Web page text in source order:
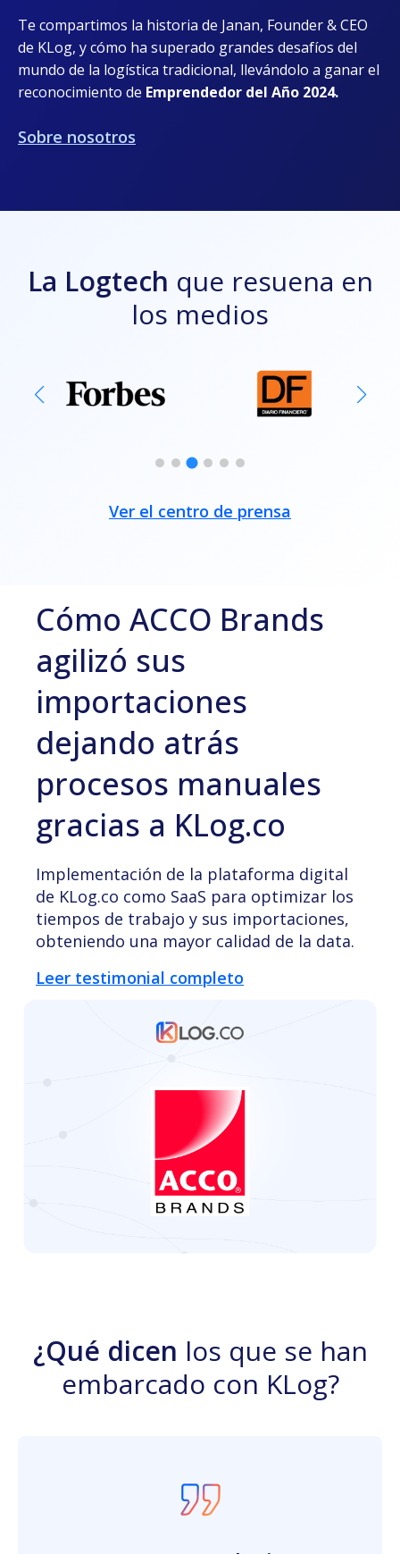
Te compartimos la historia de Janan, Founder & CEO
de KLog, y cómo ha superado grandes desafíos del
mundo de la logística tradicional, llevándolo a ganar el
reconocimiento de Emprendedor del Año 2024.
Sobre nosotros
La Logtech que resuena en
los medios
Ver el centro de prensa
Cómo ACCO Brands
agilizó sus
importaciones
dejando atrás
procesos manuales
gracias a KLog.co
Implementación de la plataforma digital
de KLog.co como SaaS para optimizar los
tiempos de trabajo y sus importaciones,
obteniendo una mayor calidad de la data.
Leer testimonial completo
¿Qué dicen los que se han
embarcado con KLog?